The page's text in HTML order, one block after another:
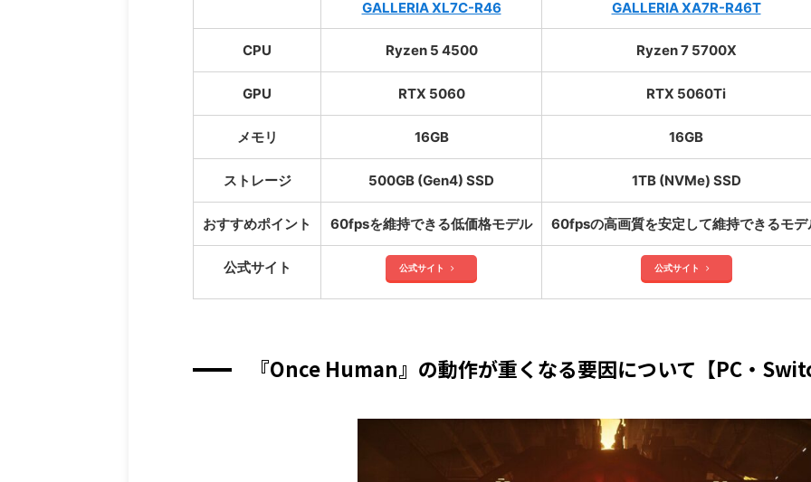
GALLERIA XL7C-R46 GALLERIA XA7R-R46T
CPU Ryzen 5 4500 Ryzen 7 5700X
GPU RTX 5060 RTX 5060Ti
メモリ 16GB 16GB
ストレージ 500GB (Gen4) SSD 1TB (NVMe) SSD
おすすめポイント 60fpsを維持できる低価格モデル 60fpsの高画質を安定して維持できるモデ
公式サイト 公式サイト 公式サイト
『Once Human』の動作が重くなる要因について【PC・